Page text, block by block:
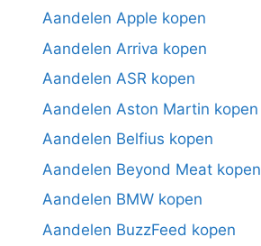
Aandelen Apple kopen
Aandelen Arriva kopen
Aandelen ASR kopen
Aandelen Aston Martin kopen
Aandelen Belfius kopen
Aandelen Beyond Meat kopen
Aandelen BMW kopen
Aandelen BuzzFeed kopen